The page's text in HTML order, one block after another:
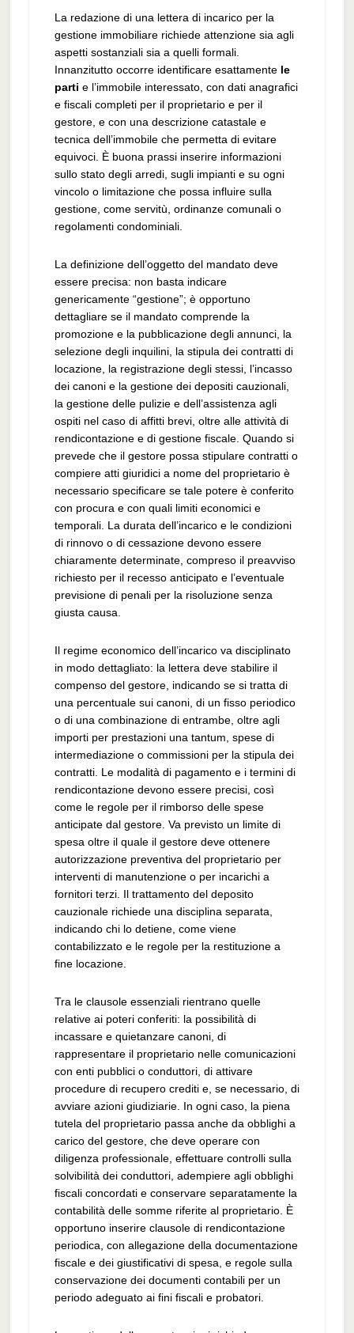
La redazione di una lettera di incarico per la
gestione immobiliare richiede attenzione sia agli
aspetti sostanziali sia a quelli formali.
Innanzitutto occorre identificare esattamente le
parti e l’immobile interessato, con dati anagrafici
e fiscali completi per il proprietario e per il
gestore, e con una descrizione catastale e
tecnica dell’immobile che permetta di evitare
equivoci. È buona prassi inserire informazioni
sullo stato degli arredi, sugli impianti e su ogni
vincolo o limitazione che possa influire sulla
gestione, come servitù, ordinanze comunali o
regolamenti condominiali.
La definizione dell’oggetto del mandato deve
essere precisa: non basta indicare
genericamente “gestione”; è opportuno
dettagliare se il mandato comprende la
promozione e la pubblicazione degli annunci, la
selezione degli inquilini, la stipula dei contratti di
locazione, la registrazione degli stessi, l’incasso
dei canoni e la gestione dei depositi cauzionali,
la gestione delle pulizie e dell’assistenza agli
ospiti nel caso di affitti brevi, oltre alle attività di
rendicontazione e di gestione fiscale. Quando si
prevede che il gestore possa stipulare contratti o
compiere atti giuridici a nome del proprietario è
necessario specificare se tale potere è conferito
con procura e con quali limiti economici e
temporali. La durata dell’incarico e le condizioni
di rinnovo o di cessazione devono essere
chiaramente determinate, compreso il preavviso
richiesto per il recesso anticipato e l’eventuale
previsione di penali per la risoluzione senza
giusta causa.
Il regime economico dell’incarico va disciplinato
in modo dettagliato: la lettera deve stabilire il
compenso del gestore, indicando se si tratta di
una percentuale sui canoni, di un fisso periodico
o di una combinazione di entrambe, oltre agli
importi per prestazioni una tantum, spese di
intermediazione o commissioni per la stipula dei
contratti. Le modalità di pagamento e i termini di
rendicontazione devono essere precisi, così
come le regole per il rimborso delle spese
anticipate dal gestore. Va previsto un limite di
spesa oltre il quale il gestore deve ottenere
autorizzazione preventiva del proprietario per
interventi di manutenzione o per incarichi a
fornitori terzi. Il trattamento del deposito
cauzionale richiede una disciplina separata,
indicando chi lo detiene, come viene
contabilizzato e le regole per la restituzione a
fine locazione.
Tra le clausole essenziali rientrano quelle
relative ai poteri conferiti: la possibilità di
incassare e quietanzare canoni, di
rappresentare il proprietario nelle comunicazioni
con enti pubblici o conduttori, di attivare
procedure di recupero crediti e, se necessario, di
avviare azioni giudiziarie. In ogni caso, la piena
tutela del proprietario passa anche da obblighi a
carico del gestore, che deve operare con
diligenza professionale, effettuare controlli sulla
solvibilità dei conduttori, adempiere agli obblighi
fiscali concordati e conservare separatamente la
contabilità delle somme riferite al proprietario. È
opportuno inserire clausole di rendicontazione
periodica, con allegazione della documentazione
fiscale e dei giustificativi di spesa, e regole sulla
conservazione dei documenti contabili per un
periodo adeguato ai fini fiscali e probatori.